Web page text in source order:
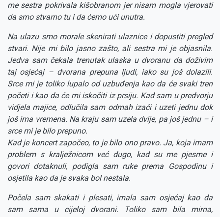
me sestra pokrivala kišobranom jer nisam mogla vjerovati
da smo stvarno tu i da ćemo ući unutra.
Na ulazu smo morale skenirati ulaznice i dopustiti pregled
stvari. Nije mi bilo jasno zašto, ali sestra mi je objasnila.
Jedva sam čekala trenutak ulaska u dvoranu da doživim
taj osjećaj – dvorana prepuna ljudi, iako su još dolazili.
Srce mi je toliko lupalo od uzbuđenja kao da će svaki tren
početi i kao da će mi iskočiti iz prsiju. Kad sam u predvorju
vidjela majice, odlučila sam odmah izaći i uzeti jednu dok
još ima vremena. Na kraju sam uzela dvije, pa još jednu – i
srce mi je bilo prepuno.
Kad je koncert započeo, to je bilo ono pravo. Ja, koja imam
problem s kralježnicom već dugo, kad su me pjesme i
govori dotaknuli, podigla sam ruke prema Gospodinu i
osjetila kao da je svaka bol nestala.
Počela sam skakati i plesati, imala sam osjećaj kao da
sam sama u cijeloj dvorani. Toliko sam bila mirna,